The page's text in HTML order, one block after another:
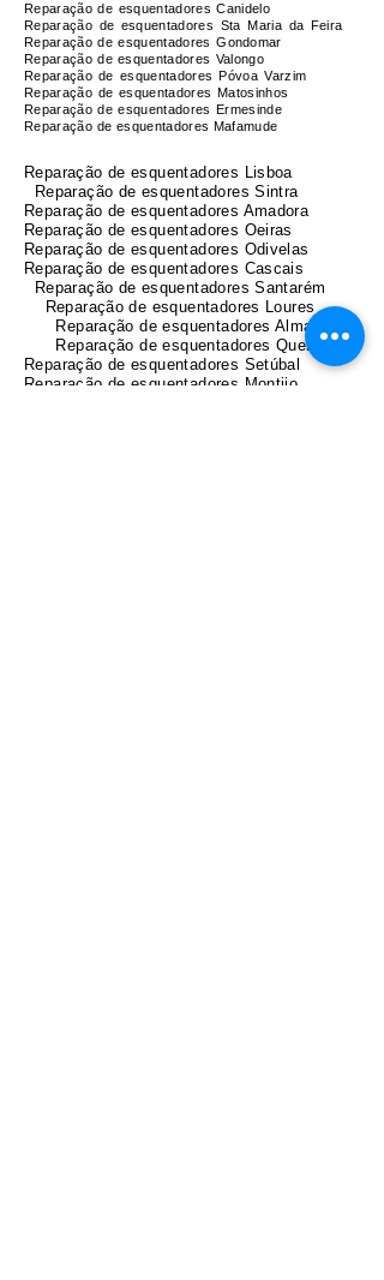
Reparação de esquentadores Canidelo
Reparação de esquentadores Sta Maria da Feira
Reparação de esquentadores Gondomar
Reparação de esquentadores Valongo
Reparação de esquentadores Póvoa Varzim
Reparação de esquentadores Matosinhos
Reparação de esquentadores Ermesinde
Reparação de esquentadores Mafamude
Reparação de esquentadores Lisboa
Reparação de esquentadores Sintra
Reparação de esquentadores Amadora
Reparação de esquentadores Oeiras
Reparação de esquentadores Odivelas
Reparação de esquentadores Cascais
Reparação de esquentadores Santarém
Reparação de esquentadores Loures
Reparação de esquentadores Almada
Reparação de esquentadores Queluz
Reparação de esquentadores Setúbal
Reparação de esquentadores Montijo